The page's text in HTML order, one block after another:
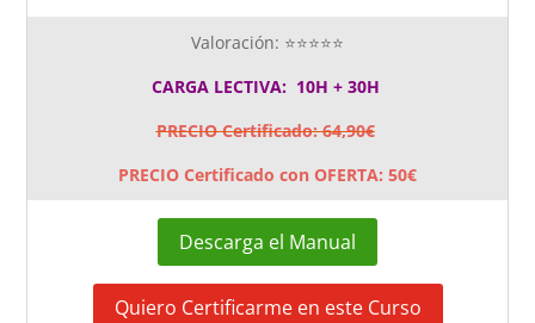
Valoración: ⭐⭐⭐⭐⭐
CARGA LECTIVA: 10H + 30H
PRECIO Certificado: 64,90€
PRECIO Certificado con OFERTA: 50€
Descarga el Manual
Quiero Certificarme en este Curso